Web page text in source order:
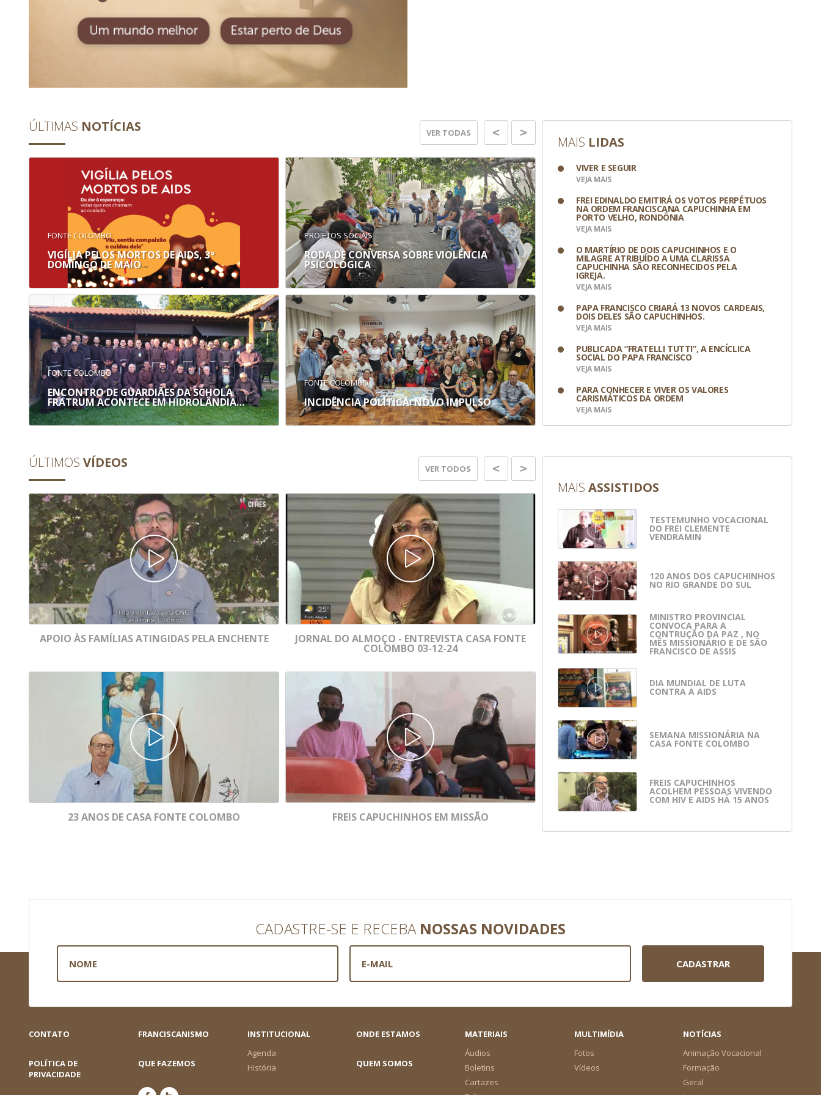
ÚLTIMAS NOTÍCIAS VER TODAS
FONTE COLOMBO
VIGÍLIA PELOS MORTOS DE AIDS, 3º
DOMINGO DE MAIO
PROJETOS SOCIAIS
RODA DE CONVERSA SOBRE VIOLÊNCIA
PSICOLÓGICA
FONTE COLOMBO
ENCONTRO DE GUARDIÃES DA SCHOLA
FRATRUM ACONTECE EM HIDROLÂNDIA…
FONTE COLOMBO
INCIDÊNCIA POLÍTICA: NOVO IMPULSO
FONTE COLOMBO
COORDENAÇÃO NACIONAL DA PASTORAL
DA AIDS REÚNE-SE EM PORTO ALEGRE
FONTE COLOMBO
PREVENÇÃO EM HIV NA ROMARIA DOS
NAVEGANTES
MAIS LIDAS
VIVER E SEGUIR
VEJA MAIS
FREI EDINALDO EMITIRÁ OS VOTOS PERPÉTUOS
NA ORDEM FRANCISCANA CAPUCHINHA EM
PORTO VELHO, RONDÔNIA
VEJA MAIS
O MARTÍRIO DE DOIS CAPUCHINHOS E O
MILAGRE ATRIBUÍDO A UMA CLARISSA
CAPUCHINHA SÃO RECONHECIDOS PELA
IGREJA.
VEJA MAIS
PAPA FRANCISCO CRIARÁ 13 NOVOS CARDEAIS,
DOIS DELES SÃO CAPUCHINHOS.
VEJA MAIS
PUBLICADA “FRATELLI TUTTI”, A ENCÍCLICA
SOCIAL DO PAPA FRANCISCO
VEJA MAIS
PARA CONHECER E VIVER OS VALORES
CARISMÁTICOS DA ORDEM
VEJA MAIS
ÚLTIMOS VÍDEOS VER TODOS
APOIO ÀS FAMÍLIAS ATINGIDAS PELA ENCHENTE JORNAL DO ALMOÇO - ENTREVISTA CASA FONTE
COLOMBO 03-12-24
23 ANOS DE CASA FONTE COLOMBO FREIS CAPUCHINHOS EM MISSÃO
DIA DE SOLIDARIEDADE, 13 DE AGOSTO, SANTA
DULCE DOS POBRES
MAIS ASSISTIDOS
TESTEMUNHO VOCACIONAL
DO FREI CLEMENTE
VENDRAMIN
120 ANOS DOS CAPUCHINHOS
NO RIO GRANDE DO SUL
MINISTRO PROVINCIAL
CONVOCA PARA A
CONTRUÇÃO DA PAZ , NO
MÊS MISSIONÁRIO E DE SÃO
FRANCISCO DE ASSIS
DIA MUNDIAL DE LUTA
CONTRA A AIDS
SEMANA MISSIONÁRIA NA
CASA FONTE COLOMBO
FREIS CAPUCHINHOS
ACOLHEM PESSOAS VIVENDO
COM HIV E AIDS HÁ 15 ANOS
CADASTRE-SE E RECEBA NOSSAS NOVIDADES
CADASTRAR
CONTATO FRANCISCANISMO
INSTITUCIONAL
Agenda
História
ONDE ESTAMOS
MATERIAIS
Áudios
Boletins
Cartazes
MULTIMÍDIA
Fotos
Vídeos
NOTÍCIAS
Animação Vocacional
Formação
Geral
POLÍTICA DE
PRIVACIDADE
QUE FAZEMOS QUEM SOMOS